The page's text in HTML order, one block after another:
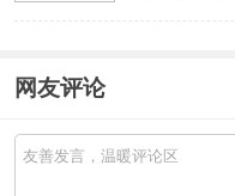
网友评论